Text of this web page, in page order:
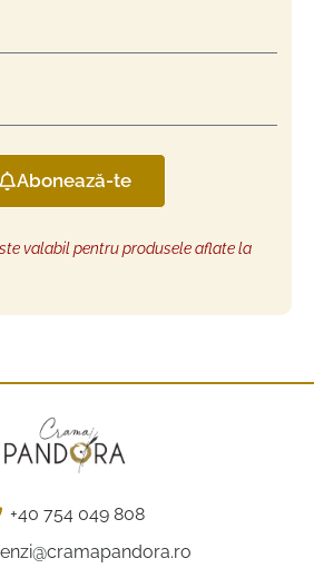
Abonează-te
valabil pentru produsele aflate la
+40 754 049 808